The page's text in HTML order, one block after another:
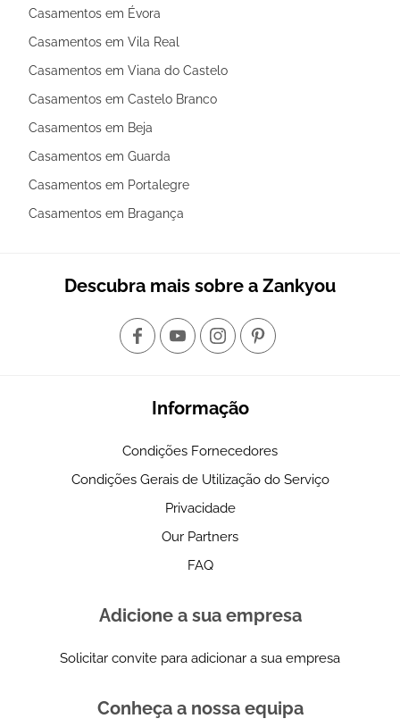
Casamentos em Évora
Casamentos em Vila Real
Casamentos em Viana do Castelo
Casamentos em Castelo Branco
Casamentos em Beja
Casamentos em Guarda
Casamentos em Portalegre
Casamentos em Bragança
Descubra mais sobre a Zankyou
Informação
Condições Fornecedores
Condições Gerais de Utilização do Serviço
Privacidade
Our Partners
FAQ
Adicione a sua empresa
Solicitar convite para adicionar a sua empresa
Conheça a nossa equipa